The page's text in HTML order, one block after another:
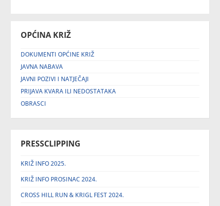
OPĆINA KRIŽ
DOKUMENTI OPĆINE KRIŽ
JAVNA NABAVA
JAVNI POZIVI I NATJEČAJI
PRIJAVA KVARA ILI NEDOSTATAKA
OBRASCI
PRESSCLIPPING
KRIŽ INFO 2025.
KRIŽ INFO PROSINAC 2024.
CROSS HILL RUN & KRIGL FEST 2024.